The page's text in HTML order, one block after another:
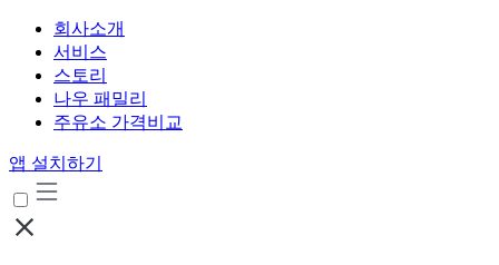
회사소개
서비스
스토리
나우 패밀리
주유소 가격비교
앱 설치하기